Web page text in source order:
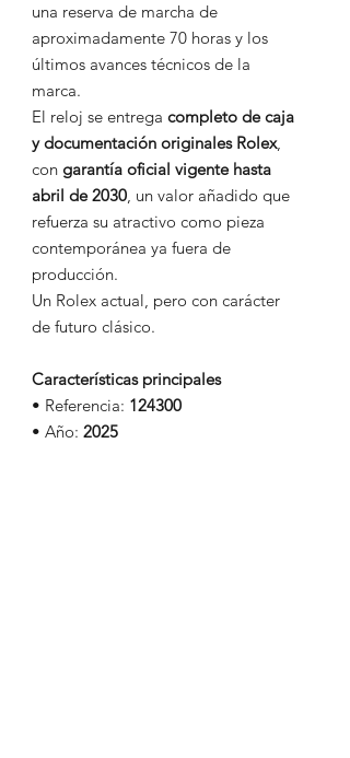
una reserva de marcha de
aproximadamente 70 horas y los
últimos avances técnicos de la
marca.
El reloj se entrega completo de caja
y documentación originales Rolex,
con garantía oficial vigente hasta
abril de 2030, un valor añadido que
refuerza su atractivo como pieza
contemporánea ya fuera de
producción.
Un Rolex actual, pero con carácter
de futuro clásico.
Características principales
• Referencia: 124300
• Año: 2025